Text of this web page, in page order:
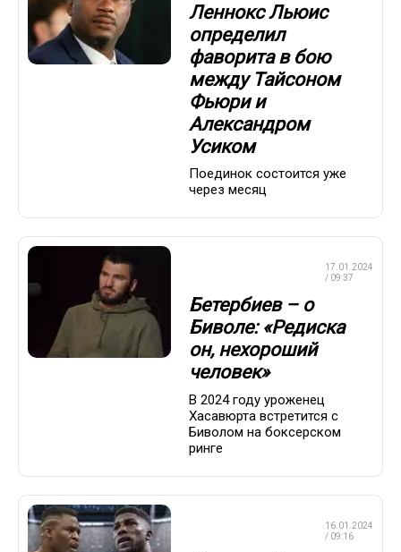
Леннокс Льюис
определил
фаворита в бою
между Тайсоном
Фьюри и
Александром
Усиком
Поединок состоится уже
через месяц
17.01.2024
/ 09:37
Бетербиев – о
Биволе: «Редиска
он, нехороший
человек»
В 2024 году уроженец
Хасавюрта встретится с
Биволом на боксерском
ринге
16.01.2024
/ 09:16